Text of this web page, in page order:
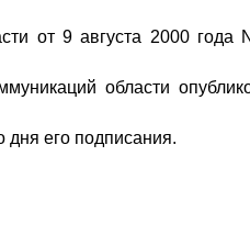
от 9 августа 2000
области
дня его подписания.